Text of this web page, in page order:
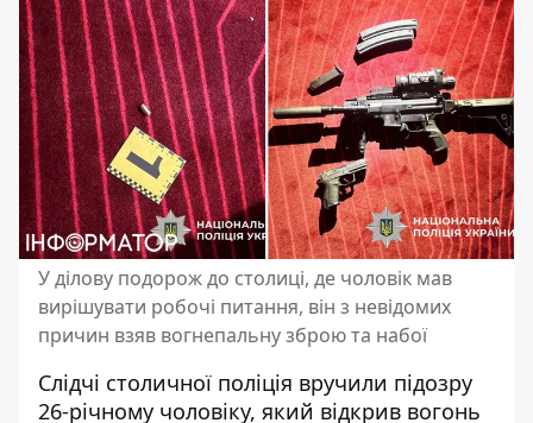
У ділову подорож до столиці, де чоловік мав
вирішувати робочі питання, він з невідомих
причин взяв вогнепальну зброю та набої
Слідчі столичної поліція вручили підозру
26-річному чоловіку, який відкрив вогонь